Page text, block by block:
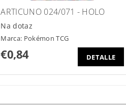
ARTICUNO 024/071 - HOLO
Na dotaz
Marca: Pokémon TCG
€0,84 DETALLE